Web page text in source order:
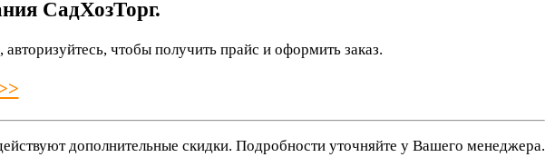
СадХозТорг.
чтобы получить прайс и оформить заказ.
дополнительные скидки. Подробности уточняйте у Вашего менеджера.